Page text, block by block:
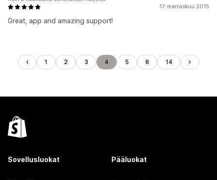
17. marraskuu 2015
Great, app and amazing support!
1 2 3 4 5 6 14
Sovellusluokat Pääluokat